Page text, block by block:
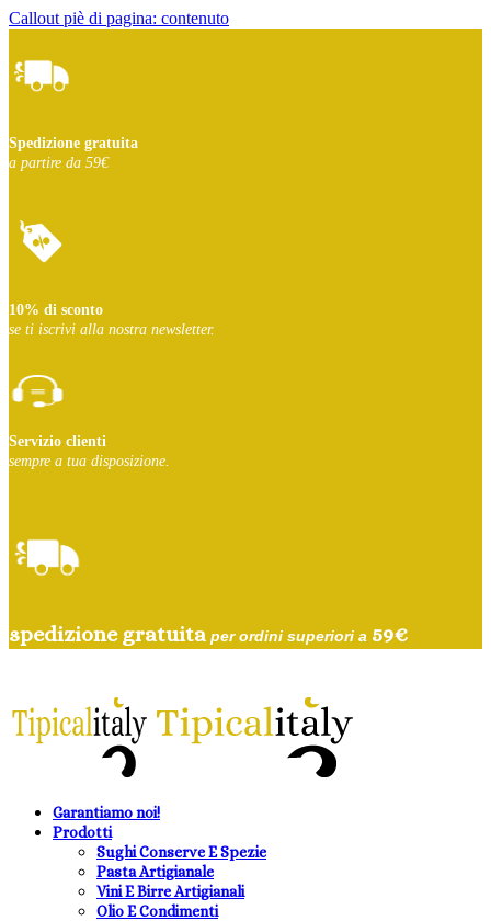
Callout piè di pagina: contenuto
Spedizione gratuita
a partire da 59€
10% di sconto
se ti iscrivi alla nostra newsletter.
Servizio clienti
sempre a tua disposizione.
spedizione gratuita per ordini superiori a 59€
Garantiamo noi!
Prodotti
Sughi Conserve E Spezie
Pasta Artigianale
Vini E Birre Artigianali
Olio E Condimenti